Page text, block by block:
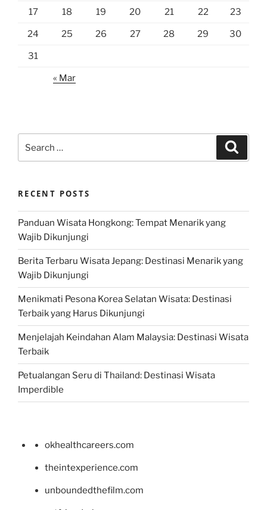
17 18 19 20 21 22 23
24 25 26 27 28 29 30
31
« Mar
for:
RECENT POSTS
Panduan Wisata Hongkong: Tempat Menarik yang
Wajib Dikunjungi
Berita Terbaru Wisata Jepang: Destinasi Menarik yang
Wajib Dikunjungi
Menikmati Pesona Korea Selatan Wisata: Destinasi
Terbaik yang Harus Dikunjungi
Menjelajah Keindahan Alam Malaysia: Destinasi Wisata
Terbaik
Petualangan Seru di Thailand: Destinasi Wisata
Imperdible
okhealthcareers.com
theintexperience.com
unboundedthefilm.com